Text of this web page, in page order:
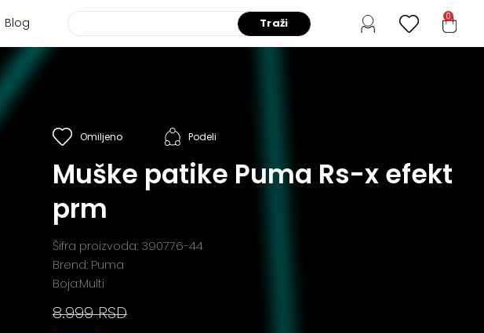
Blog Traži 0
Omiljeno Podeli
Muške patike Puma Rs-x efekt
prm
Šifra proizvoda: 390776-44
Brend: Puma
Boja:Multi
8.999 RSD